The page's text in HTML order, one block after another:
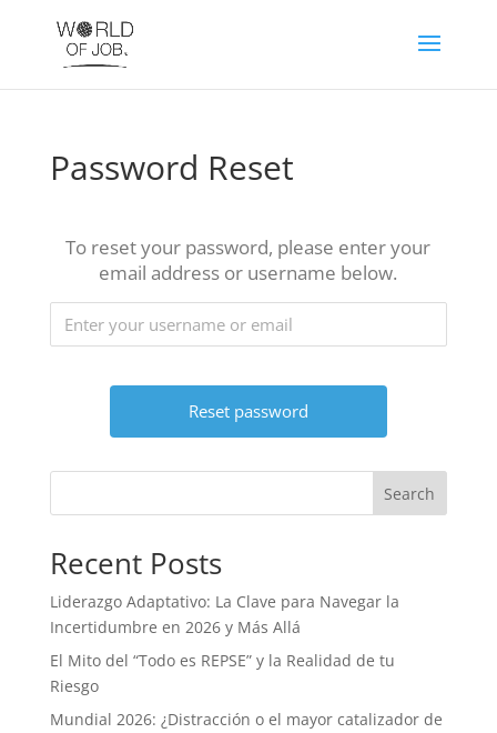
Password Reset
To reset your password, please enter your
email address or username below.
Search
Recent Posts
Liderazgo Adaptativo: La Clave para Navegar la
Incertidumbre en 2026 y Más Allá
El Mito del “Todo es REPSE” y la Realidad de tu
Riesgo
Mundial 2026: ¿Distracción o el mayor catalizador de